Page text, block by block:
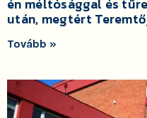
után, megtért
Tovább »